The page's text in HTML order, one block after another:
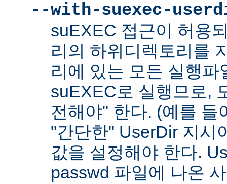
--with-suexec-
suEXEC 접근이 허용
리의 하위디렉토리를
리에 있는 모든 실행파
suEXEC로 실행므로,
전해야" 한다. (예를 들
"간단한" UserDir 지시
값을 설정해야 한다.
passwd 파일에 나온